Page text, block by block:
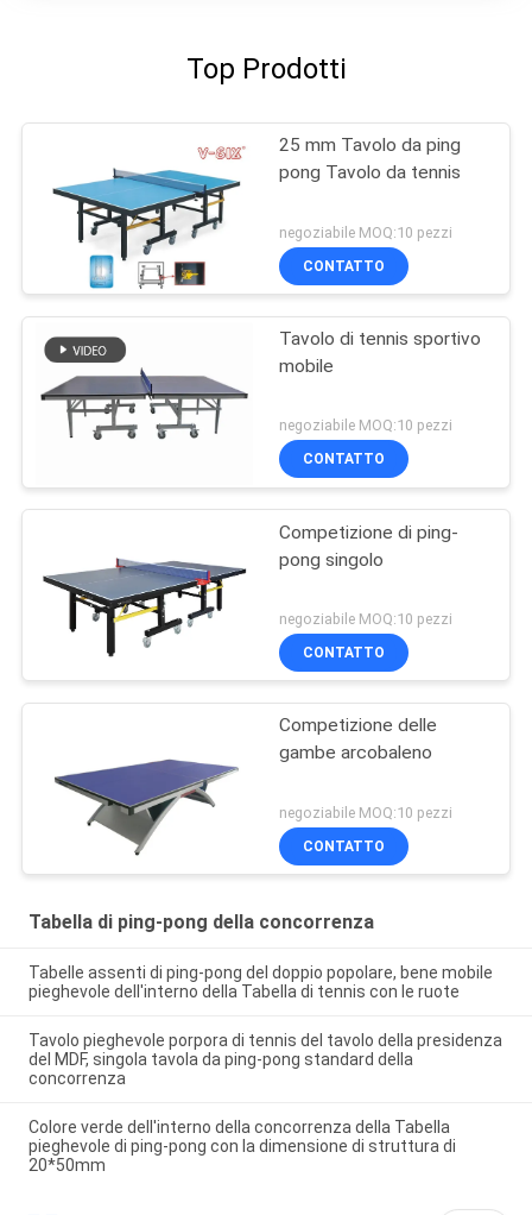
Top Prodotti
25 mm Tavolo da ping
pong Tavolo da tennis
negoziabile MOQ:10 pezzi
CONTATTO
Tavolo di tennis sportivo
mobile
negoziabile MOQ:10 pezzi
CONTATTO
Competizione di ping-
pong singolo
negoziabile MOQ:10 pezzi
CONTATTO
Competizione delle
gambe arcobaleno
negoziabile MOQ:10 pezzi
CONTATTO
Tabella di ping-pong della concorrenza
Tabelle assenti di ping-pong del doppio popolare, bene mobile
pieghevole dell'interno della Tabella di tennis con le ruote
Tavolo pieghevole porpora di tennis del tavolo della presidenza
del MDF, singola tavola da ping-pong standard della
concorrenza
Colore verde dell'interno della concorrenza della Tabella
pieghevole di ping-pong con la dimensione di struttura di
20*50mm